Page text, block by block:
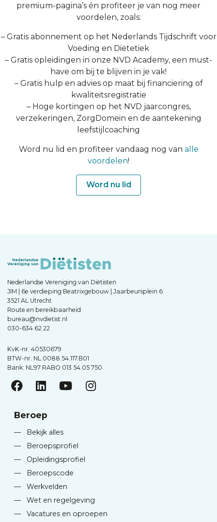
premium-pagina’s én profiteer je van nog meer
voordelen, zoals:
– Gratis abonnement op het Nederlands Tijdschrift voor
Voeding en Diëtetiek
– Gratis opleidingen in onze NVD Academy, een must-
have om bij te blijven in je vak!
– Gratis hulp en advies op maat bij financiering of
kwaliteitsregistratie
– Hoge kortingen op het NVD jaarcongres,
verzekeringen, ZorgDomein en de aantekening
leefstijlcoaching
Word nu lid en profiteer vandaag nog van alle
voordelen!
Word nu lid
Nederlandse Vereniging van Diëtisten
JIM | 6e verdieping Beatrixgebouw | Jaarbeursplein 6
3521 AL Utrecht
Route en bereikbaarheid
bureau@nvdietist.nl
030-634 62 22
KvK-nr. 40530679
BTW-nr. NL.0088.54.117.B01
Bank: NL97 RABO 013 54 05 750
Beroep
—
Bekijk alles
—
Beroepsprofiel
—
Opleidingsprofiel
—
Beroepscode
—
Werkvelden
—
Wet en regelgeving
—
Vacatures en oproepen